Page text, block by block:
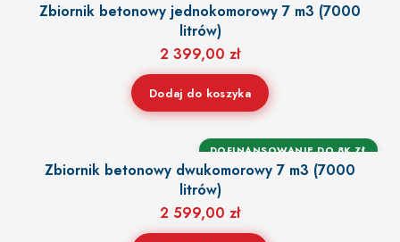
Zbiornik betonowy jednokomorowy 7 m3 (7000
litrów)
2 399,00 zł
Dodaj do koszyka
DOFINANSOWANIE DO 8K ZŁ
Zbiornik betonowy dwukomorowy 7 m3 (7000
litrów)
2 599,00 zł